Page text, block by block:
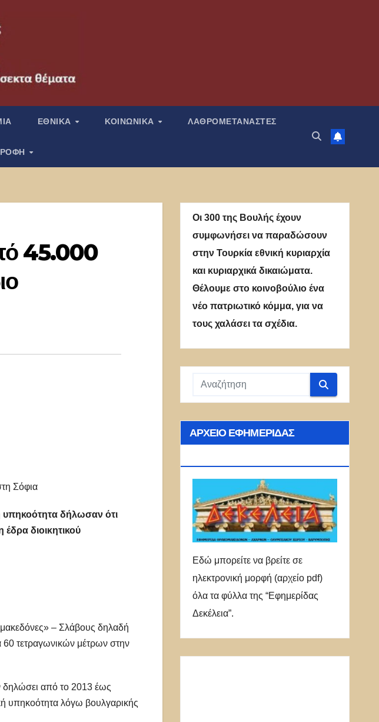
ΕΘΝΙΚΑ ΚΟΙΝΩΝΙΚΑ ΛΑΘΡΟΜΕΤΑΝΑΣΤΕΣ
45.000
Σόφια
δήλωσαν ότι
διοικητικού
– Σλάβους δηλαδή
60 τετραγωνικών μέτρων στην
δηλώσει από το 2013 έως
υπηκοότητα λόγω βουλγαρικής
Οι 300 της Βουλής έχουν
συμφωνήσει να παραδώσουν
στην Τουρκία εθνική κυριαρχία
και κυριαρχικά δικαιώματα.
Θέλουμε στο κοινοβούλιο ένα
νέο πατριωτικό κόμμα, για να
τους χαλάσει τα σχέδια.
ΑΡΧΕΊΟ ΕΦΗΜΕΡΊΔΑΣ
Εδώ μπορείτε να βρείτε σε
ηλεκτρονική μορφή (αρχείο pdf)
όλα τα φύλλα της “Εφημερίδας
Δεκέλεια”.